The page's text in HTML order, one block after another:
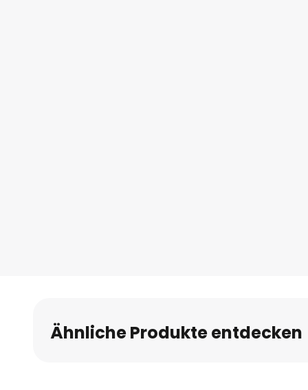
Ähnliche Produkte entdecken